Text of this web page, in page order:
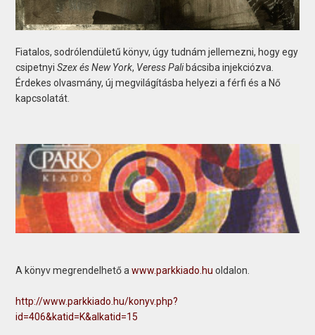
Fiatalos, sodrólendületű könyv, úgy tudnám jellemezni, hogy egy
csipetnyi Szex és New York, Veress Palibácsiba injekciózva.
Érdekes olvasmány, új megvilágításba helyezi a férfi és a Nő
kapcsolatát.
A könyv megrendelhető awww.parkkiado.hu oldalon.
http://www.parkkiado.hu/konyv.php?
id=406&katid=K&alkatid=15